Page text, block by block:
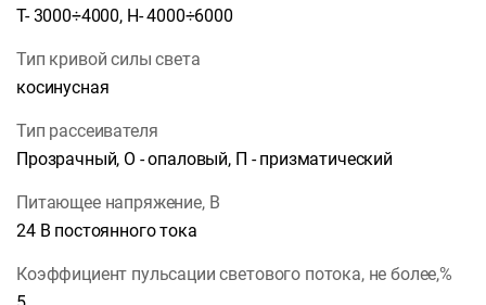
Т- 3000÷4000, Н- 4000÷6000
Тип кривой силы света
косинусная
Тип рассеивателя
Прозрачный, О - опаловый, П - призматический
Питающее напряжение, В
24 В постоянного тока
Коэффициент пульсации светового потока, не более,%